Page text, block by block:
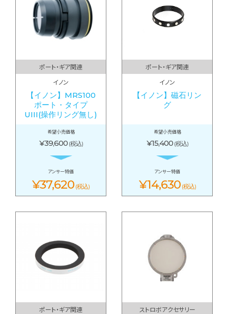
ポート・ギア関連
イノン
【イノン】MRS100
ポート・タイプ
UIII(操作リング無し)
希望小売価格
¥39,600 (税込)
アンサー特価
¥37,620 (税込)
ポート・ギア関連
イノン
【イノン】磁石リン
グ
希望小売価格
¥15,400 (税込)
アンサー特価
¥14,630 (税込)
ポート・ギア関連
ストロボアクセサリー